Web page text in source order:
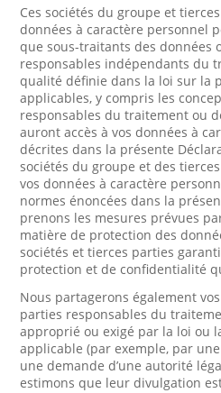
Ces sociétés du groupe et
données à caractère personnel
que sous-traitants des données
responsables indépendants du
qualité définie dans la loi sur la
applicables, y compris les
responsables du traitement ou
auront accès à vos données à
décrites dans la présente
sociétés du groupe et des
vos données à caractère
normes énoncées dans la
prenons les mesures prévues
matière de protection des
sociétés et tierces parties
protection et de confidentialité
Nous partagerons également
parties responsables du
approprié ou exigé par la loi ou
applicable (par exemple, par
une demande d’une autorité
estimons que leur divulgation